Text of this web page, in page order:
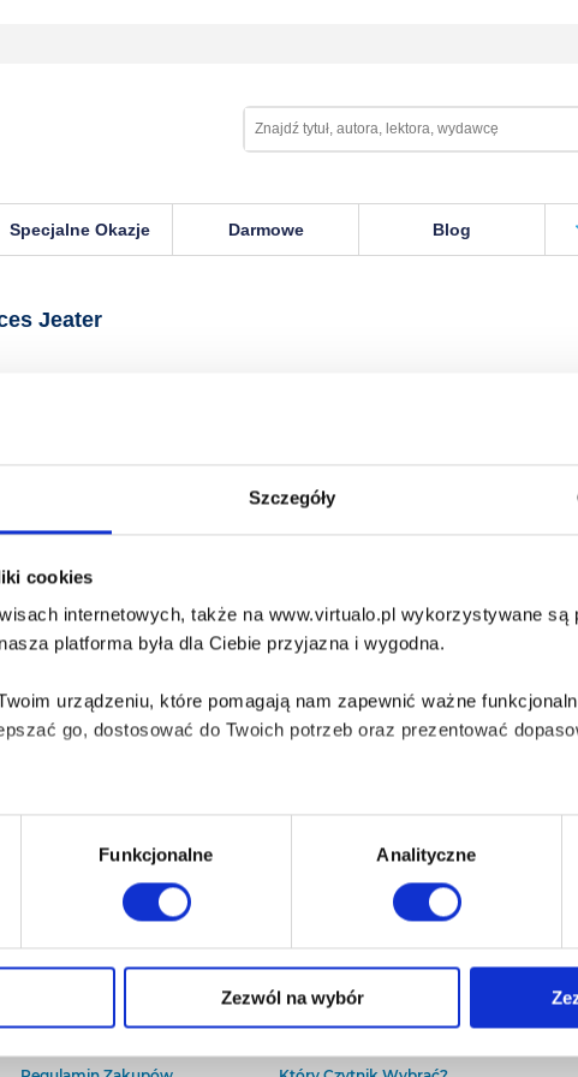
Szczegóły
cookies
internetowych, także na www.virtualo.pl wykorzystywane są
platforma była dla Ciebie przyjazna i wygodna.
urządzeniu, które pomagają nam zapewnić ważne
go, dostosować do Twoich potrzeb oraz prezentować
niezbędne do prawidłowego i bezpiecznego działania serwisu - są
Twoje doświadczenia jeśli jesteś naszym Użytkownikiem.
Funkcjonalne Analityczne
Zezwól na wybór
Specjalne Okazje Darmowe Blog
Jeater
Baza wiedzy